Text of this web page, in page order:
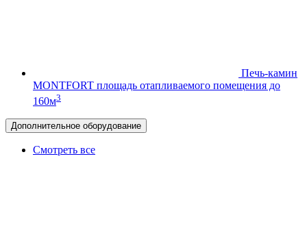
Печь-камин
MONTFORT площадь отапливаемого помещения до
160м3
Дополнительное оборудование
Смотреть все